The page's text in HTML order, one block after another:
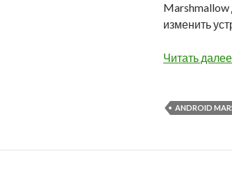
Marshmallow
изменить
Читать далее
ANDROID